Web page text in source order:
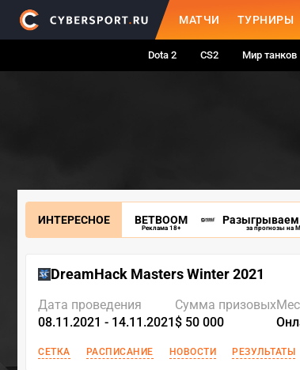
МАТЧИ ТУРНИРЫ
Dota 2 CS2 Мир танков
ИНТЕРЕСНОЕ BETBOOM
Реклама 18+ за прогнозы на
DreamHack Masters Winter 2021
Дата проведения
08.11.2021 - 14.11.2021
Сумма призовых
$ 50 000
СЕТКА РАСПИСАНИЕ НОВОСТИ РЕЗУЛЬТАТЫ